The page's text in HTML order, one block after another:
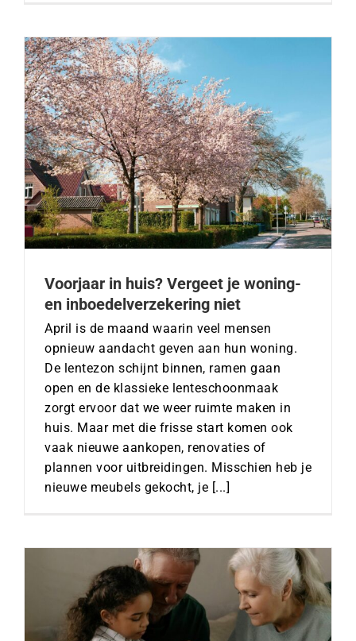
Voorjaar in huis? Vergeet je woning-
en inboedelverzekering niet
April is de maand waarin veel mensen
opnieuw aandacht geven aan hun woning.
De lentezon schijnt binnen, ramen gaan
open en de klassieke lenteschoonmaak
zorgt ervoor dat we weer ruimte maken in
huis. Maar met die frisse start komen ook
vaak nieuwe aankopen, renovaties of
plannen voor uitbreidingen. Misschien heb je
nieuwe meubels gekocht, je [...]